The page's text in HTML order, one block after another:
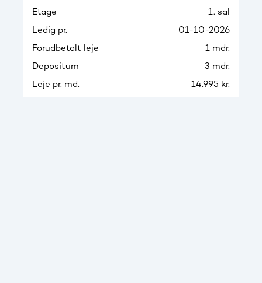
Etage
1. sal
Ledig pr.
01-10-2026
Forudbetalt leje
1 mdr.
Depositum
3 mdr.
Leje pr. md.
14.995 kr.